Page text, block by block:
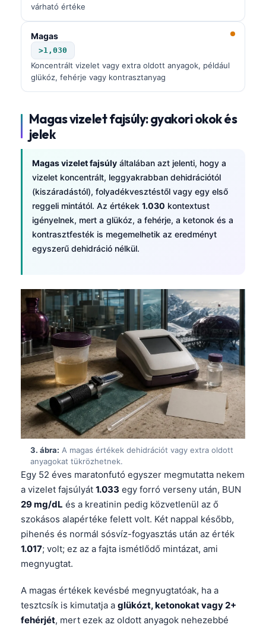
várható értéke
Magas
>1,030
Koncentrált vizelet vagy extra oldott anyagok, például
glükóz, fehérje vagy kontrasztanyag
Magas vizelet fajsúly: gyakori okok és
jelek
Magas vizelet fajsúly általában azt jelenti, hogy a
vizelet koncentrált, leggyakrabban dehidrációtól
(kiszáradástól), folyadékvesztéstől vagy egy első
reggeli mintától. Az értékek 1.030 kontextust
igényelnek, mert a glükóz, a fehérje, a ketonok és a
kontrasztfesték is megemelhetik az eredményt
egyszerű dehidráció nélkül.
3. ábra: A magas értékek dehidrációt vagy extra oldott
anyagokat tükrözhetnek.
Egy 52 éves maratonfutó egyszer megmutatta nekem
a vizelet fajsúlyát 1.033 egy forró verseny után, BUN
29 mg/dL és a kreatinin pedig közvetlenül az ő
szokásos alapértéke felett volt. Két nappal később,
pihenés és normál sósvíz-fogyasztás után az érték
1.017; volt; ez az a fajta ismétlődő mintázat, ami
megnyugtat.
A magas értékek kevésbé megnyugtatóak, ha a
tesztcsík is kimutatja a glükózt, ketonokat vagy 2+
fehérjét, mert ezek az oldott anyagok nehezebbé